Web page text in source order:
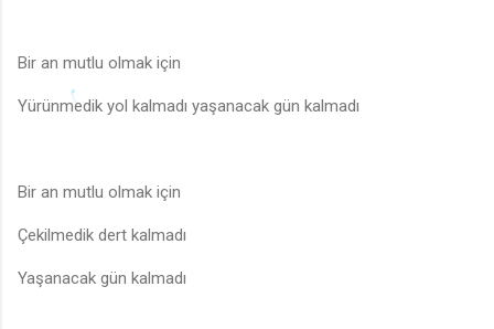
Bir an mutlu olmak için
Yürünmedik yol kalmadı yaşanacak gün kalmadı
Bir an mutlu olmak için
Çekilmedik dert kalmadı
Yaşanacak gün kalmadı